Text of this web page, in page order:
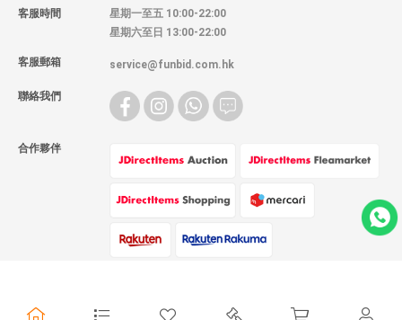
客服時間
星期一至五 10:00-22:00
星期六至日 13:00-22:00
客服郵箱 service@funbid.com.hk
聯絡我們
合作夥伴